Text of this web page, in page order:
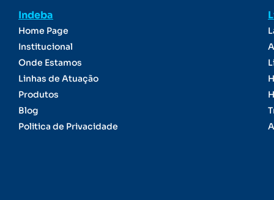
Indeba
Home Page
Institucional
Onde Estamos
Linhas de Atuação
Produtos
Blog
Politica de Privacidade